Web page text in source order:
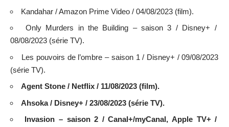
Kandahar / Amazon Prime Video / 04/08/2023 (film).
Only Murders in the Building – saison 3 / Disney+ /
08/08/2023 (série TV).
Les pouvoirs de l’ombre – saison 1 / Disney+ / 09/08/2023
(série TV).
Agent Stone / Netflix / 11/08/2023 (film).
Ahsoka / Disney+ / 23/08/2023 (série TV).
Invasion – saison 2 / Canal+/myCanal, Apple TV+ /